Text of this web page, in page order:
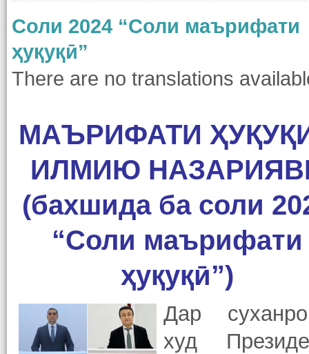
Cоли 2024 “Соли маърифати
ҳуқуқӣ”
There are no translations
МАЪРИФАТИ
ИЛМИЮ
(бахшида ба соли
“Соли маърифати
ҳуқуқӣ”)
Дар
худ